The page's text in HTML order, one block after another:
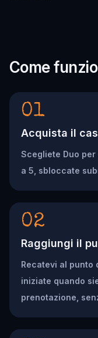
Come
01
Acquista il
Scegliete Duo
a 5, sbloccate
02
Raggiungi il
Recatevi al punto
iniziate quando
prenotazione,